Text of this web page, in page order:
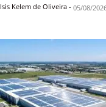
Isis Kelem de Oliveira - 05/08/